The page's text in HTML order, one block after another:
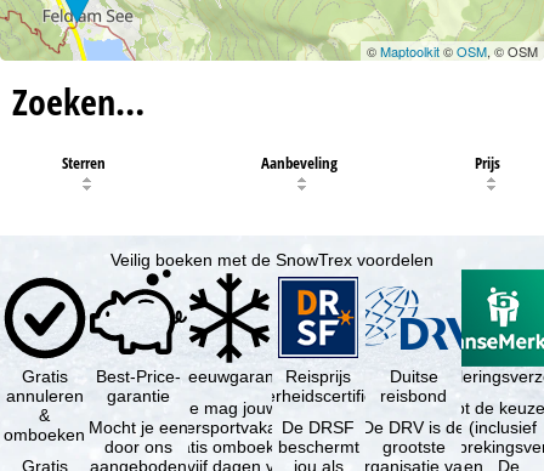
©Maptoolkit©OSM, © OSM
Zoeken…
Sterren Aanbeveling Prijs
Veilig boeken met de SnowTrex voordelen
Gratis
annuleren
&
omboeken
Gratis
Best-Price-
garantie
Mocht je een
door ons
aangeboden
Sneeuwgarantie
Je mag jouw
wintersportvakantie
gratis omboeken
als vijf dagen voor
Reisprijs
zekerheidscertificaat
De DRSF
beschermt
jou als
Duitse
reisbond
De DRV is de
grootste
organisatie van
Je hebt de
(inclusief
en . De …